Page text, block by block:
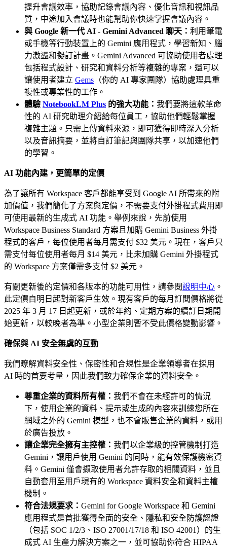
提升會議效率，協助記錄會議內容、優化音訊和視訊品
質，中途加入會議時也能幫助你快速掌握會議內容。
與 Google 新一代 AI - Gemini Advanced 聊天： 利用筆電
或手機等行動裝置上的 Gemini 應用程式，學習新知、腦
力激盪和擬訂計畫。Gemini Advanced 可協助使用者處理
包括程式設計、研究和資料分析等複雜的專案，還可以
讓使用者建立 Gems （你的 AI 專家團隊）協助處理具重
複性或專業性的工作。
體驗 NotebookLM Plus 的強大功能： 我們要將這款革命
性的 AI 研究助理介紹給每位員工，協助他們輕鬆掌握
複雜主題。只需上傳資料來源，即可獲得即時深入分析
以及音訊摘要，並將自訂筆記與團隊共享，以加速他們
的學習。
AI 功能內建，更簡單的定價
為了讓所有 Workspace 客戶都能享受到 Google AI 所帶來的附
加價值，我們簡化了方案與定價，不需要支付外掛程式費用即
可使用最新的生成式 AI 功能。舉例來說，先前使用
Workspace Business Standard 方案且加購 Gemini Business 外掛
程式的客戶，每位使用者每月需支付 $32 美元。現在，客戶只
需支付每位使用者每月 $14 美元，比未加購 Gemini 外掛程式
的 Workspace 方案僅需多支付 $2 美元。
有關更新後的定價和各版本的功能可用性，請參閱說明中心 。
此定價自明日起對新客戶生效。現有客戶的每月訂閱價格將從
2025 年 3 月 17 日起更新，或於年約、定期方案的續訂日期開
始更新，以較晚者為準。小型企業則暫不受此價格變動影響。
確保與 AI 安全無虞的互動
我們瞭解資料安全性、保密性和合規性是企業領導者在採用
AI 時的首要考量，因此我們致力確保企業的資料安全。
尊重企業的資料所有權： 我們不會在未經許可的情況
下，使用企業的資料、提示或生成的內容來訓練您所在
網域之外的 Gemini 模型，也不會販售企業的資料，或用
於廣告投放。
讓企業完全擁有主控權： 我們以企業級的控管機制打造
Gemini，讓用戶使用 Gemini 的同時，能有效保護機密資
料。Gemini 僅會擷取使用者允許存取的相關資料，並且
自動套用至用戶現有的 Workspace 資料安全和資料主權
機制。
符合法規要求： Gemini for Google Workspace 和 Gemini
應用程式是首批獲得全面的安全、隱私和安全防護認證
（包括 SOC 1/2/3、ISO 27001/17/18 和 ISO 42001）的生
成式 AI 生產力解決方案之一，並可協助你符合 HIPAA